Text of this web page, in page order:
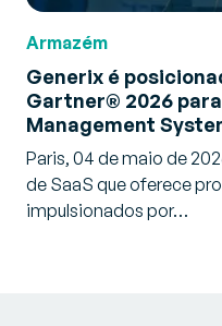
Armazém
Generix é
Gartner® 2026
Management
Paris, 04 de maio de
de SaaS que oferece
impulsionados por…